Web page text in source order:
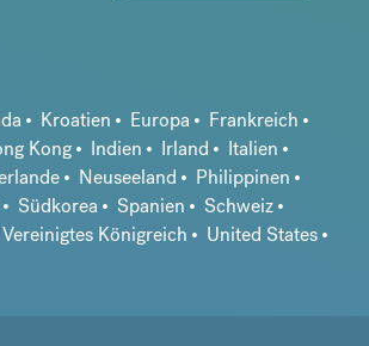
Kroatien Europa
Frankreich
Kong Indien Irland
Italien
Neuseeland
Philippinen
Südkorea Spanien
Schweiz
Vereinigtes Königreich
United States